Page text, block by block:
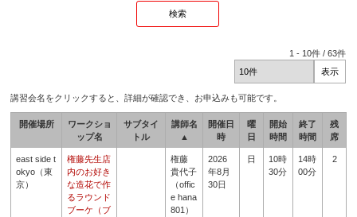
1 - 10件 /63件
講習会名をクリックすると、詳細が確認でき、お申込みも可能です。
開催場所
ワークショ
ップ名
サブタイ
トル
講師名
▲
開催日
時
曜
日
開始
時間
終了
時間
残
席
east side t
okyo（東
京）
権藤先生店
内のお好き
な造花で作
るラウンド
ブーケ（ブ
権藤
貴代子
（offic
e hana
801）
2026
年8月
30日
日
10時
30分
14時
00分
2